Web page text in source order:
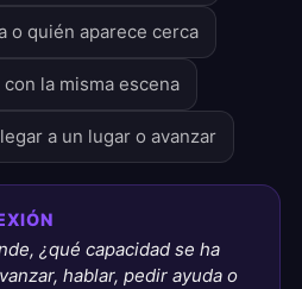
o quién aparece cerca
la misma escena
a un lugar o avanzar
¿qué capacidad se ha
hablar, pedir ayuda o